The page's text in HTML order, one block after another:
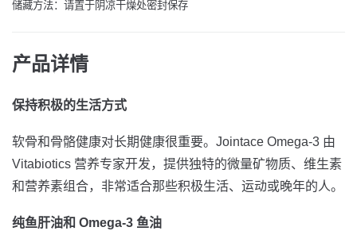
储藏方法：请置于阴凉干燥处密封保存
产品详情
保持积极的生活方式
软骨和骨骼健康对长期健康很重要。Jointace Omega-3 由
Vitabiotics 营养专家开发，提供独特的微量矿物质、维生素
和营养素组合，非常适合那些积极生活、运动或晚年的人。
纯鱼肝油和 Omega-3 鱼油